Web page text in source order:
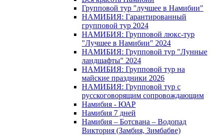
Групповой тур "лучшее в Намибии"
НАМИБИЯ: Гарантированный
групповой тур 2024
НАМИБИЯ: Групповой люкс-тур
"Лучшее в Намибии" 2024
НАМИБИЯ: Групповой тур "Лунные
ландшафты" 2024
НАМИБИЯ: Групповой тур на
майские праздники 2026
НАМИБИЯ: Групповой тур с
русскоговорящим сопровождающим
Намибия - ЮАР
Намибия 7 дней
Намибия – Ботсвана – Водопад
Виктория (Замбия, Зимбабве)